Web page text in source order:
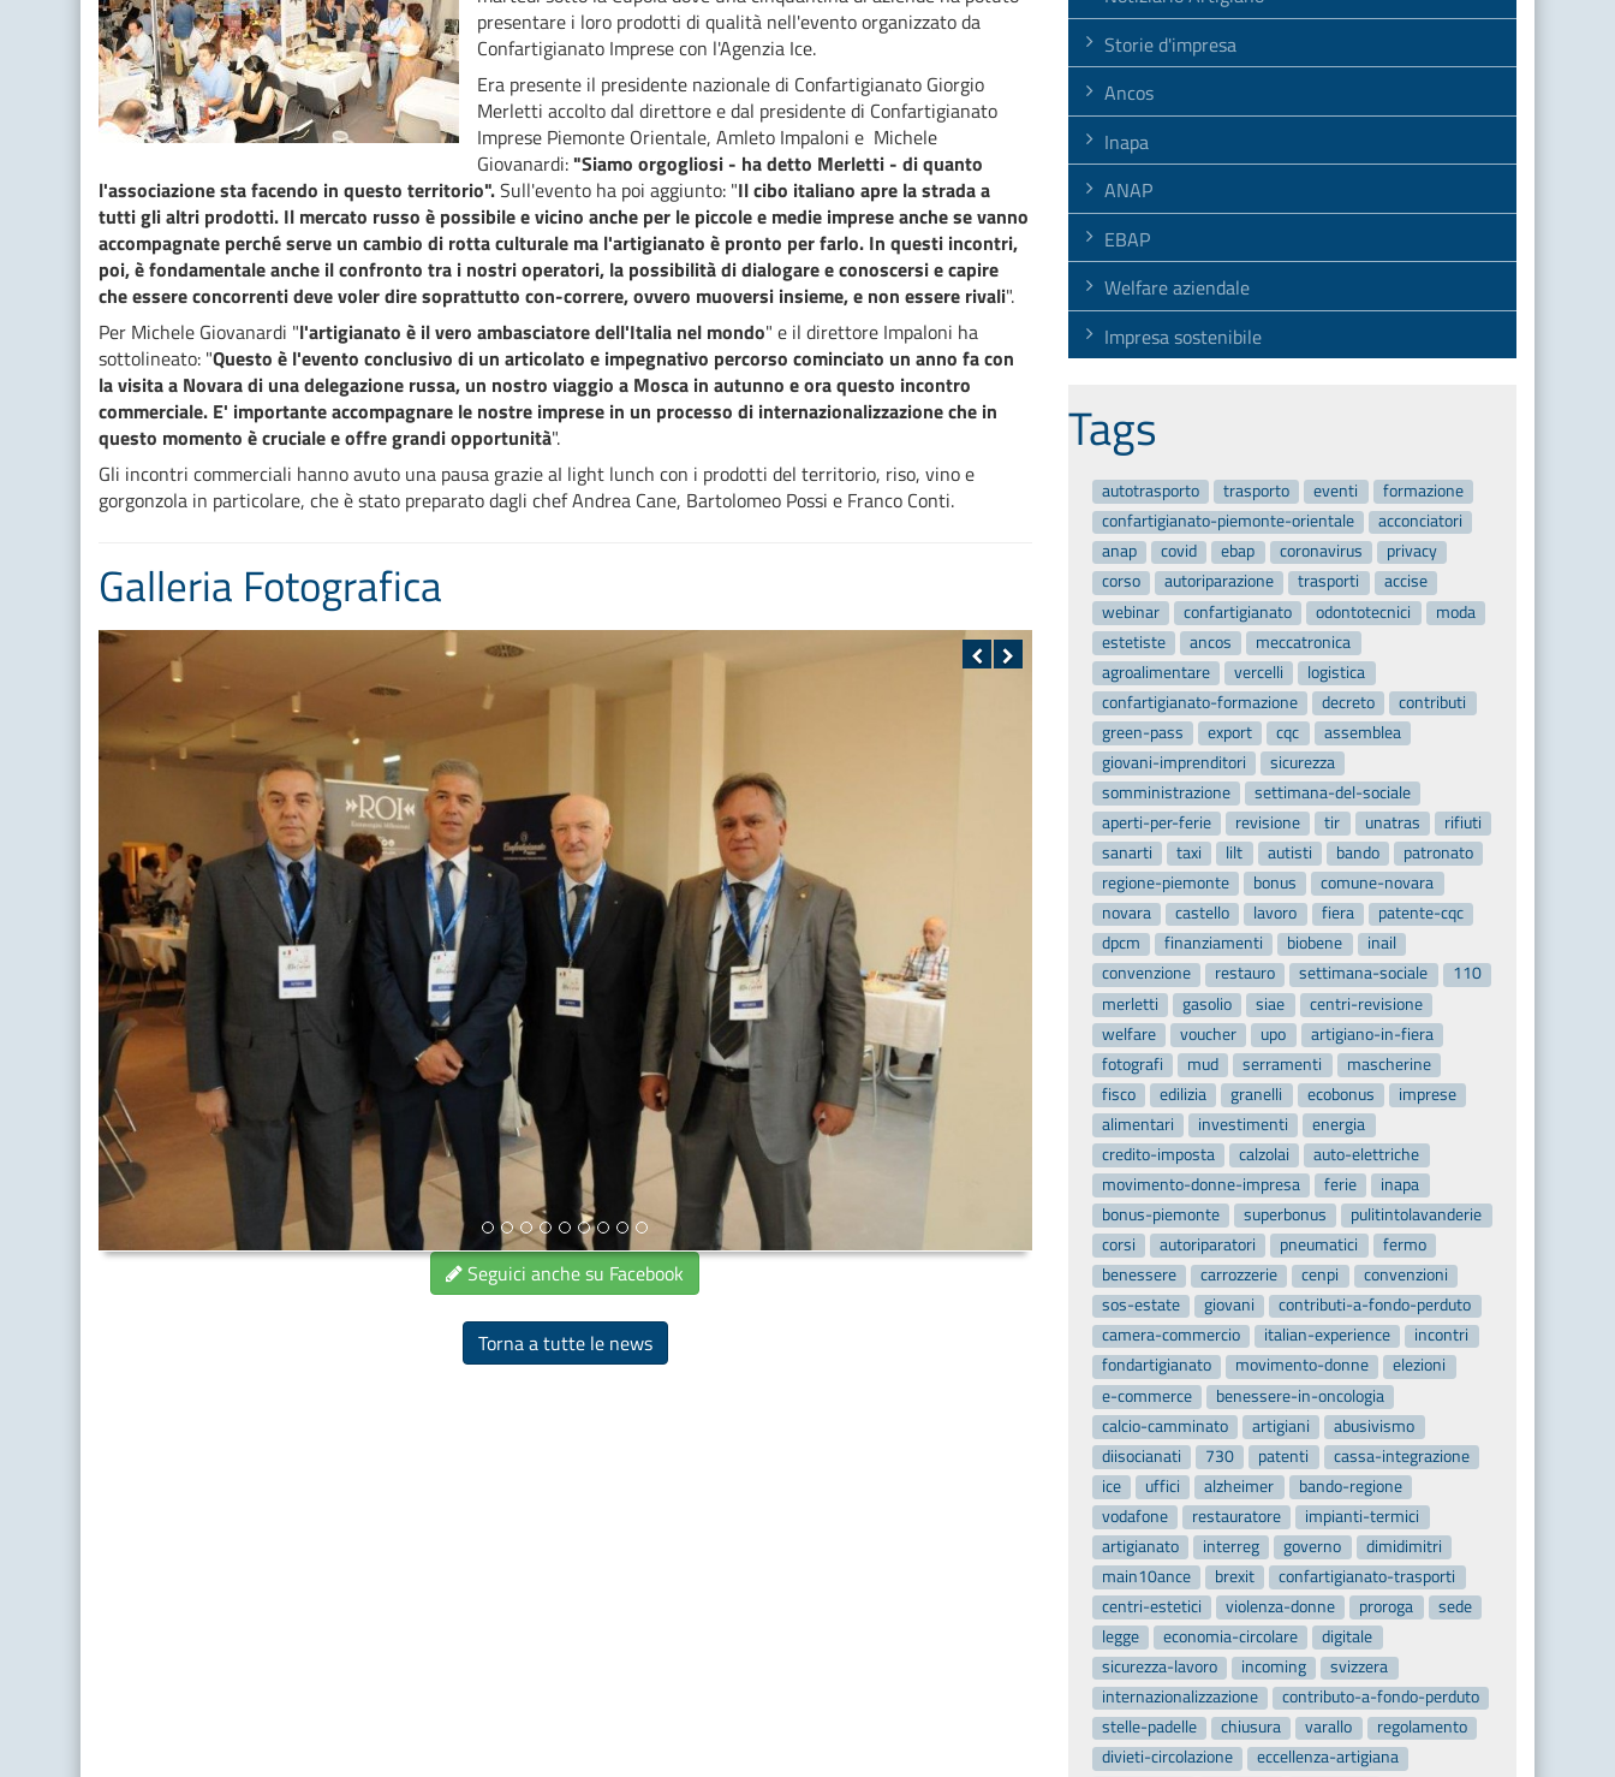
presentare i loro prodotti di qualità nell'evento organizzato da
Confartigianato Imprese con l'Agenzia Ice.
Era presente il presidente nazionale di Confartigianato Giorgio
Merletti accolto dal direttore e dal presidente di Confartigianato
Imprese Piemonte Orientale, Amleto Impaloni e Michele
Giovanardi: "Siamo orgogliosi - ha detto Merletti - di quanto
l'associazione sta facendo in questo territorio".Sull'evento ha poi aggiunto: "Il cibo italiano apre la strada a
tutti gli altri prodotti. Il mercato russo è possibile e vicino anche per le piccole e medie imprese anche se vanno
accompagnate perché serve un cambio di rotta culturale ma l'artigianato è pronto per farlo. In questi incontri,
poi, è fondamentale anche il confronto tra i nostri operatori, la possibilità di dialogare e conoscersi e capire
che essere concorrenti deve voler dire soprattutto con-correre, ovvero muoversi insieme, e non essere rivali".
Per Michele Giovanardi "l'artigianato è il vero ambasciatore dell'Italia nel mondo" e il direttore Impaloni ha
sottolineato: "Questo è l'evento conclusivo di un articolato e impegnativo percorso cominciato un anno fa con
la visita a Novara di una delegazione russa, un nostro viaggio a Mosca in autunno e ora questo incontro
commerciale. E' importante accompagnare le nostre imprese in un processo di internazionalizzazione che in
questo momento è cruciale e offre grandi opportunità".
Gli incontri commerciali hanno avuto una pausa grazie aI light lunch con i prodotti del territorio, riso, vino e
gorgonzola in particolare, che è stato preparato dagli chef Andrea Cane, Bartolomeo Possi e Franco Conti.
Galleria Fotografica
Seguici anche su Facebook
Torna a tutte le news
Storie d'impresa
Ancos
Inapa
ANAP
EBAP
Welfare aziendale
Impresa sostenibile
Tags
autotrasporto trasporto eventi
formazione
confartigianato-piemonte-orientale
acconciatori
anap
covid ebap coronavirus
privacy
corso
autoriparazione trasporti
accise
webinar
confartigianato odontotecnici
moda
estetiste
ancos
meccatronica
agroalimentare
vercelli
logistica
confartigianato-formazione
decreto
contributi
green-pass
export cqc
assemblea
giovani-imprenditori
sicurezza
somministrazione
settimana-del-sociale
aperti-per-ferie
revisione tir unatras
rifiuti
sanarti
taxi lilt autisti bando
patronato
regione-piemonte
bonus
comune-novara
novara
castello lavoro fiera
patente-cqc
dpcm
finanziamenti biobene
inail
convenzione
restauro settimana-sociale
110
merletti
gasolio siae
centri-revisione
welfare
voucher upo
artigiano-in-fiera
fotografi
mud serramenti
mascherine
fisco
edilizia granelli ecobonus
imprese
alimentari
investimenti
energia
credito-imposta
calzolai
auto-elettriche
movimento-donne-impresa
ferie
inapa
bonus-piemonte
superbonus
pulitintolavanderie
corsi
autoriparatori pneumatici
fermo
benessere
carrozzerie cenpi
convenzioni
sos-estate
giovani
contributi-a-fondo-perduto
camera-commercio
italian-experience
incontri
fondartigianato
movimento-donne
elezioni
e-commerce
benessere-in-oncologia
calcio-camminato
artigiani
abusivismo
diisocianati
730 patenti
cassa-integrazione
ice
uffici alzheimer
bando-regione
vodafone
restauratore
impianti-termici
artigianato
interreg governo
dimidimitri
main10ance
brexit
confartigianato-trasporti
centri-estetici
violenza-donne proroga
sede
legge
economia-circolare
digitale
sicurezza-lavoro
incoming
svizzera
internazionalizzazione
contributo-a-fondo-perduto
stelle-padelle
chiusura varallo
regolamento
divieti-circolazione
eccellenza-artigiana